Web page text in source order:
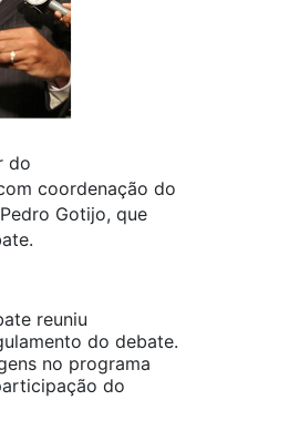
do
coordenação do
Gotijo, que
reuniu
do debate.
no programa
do